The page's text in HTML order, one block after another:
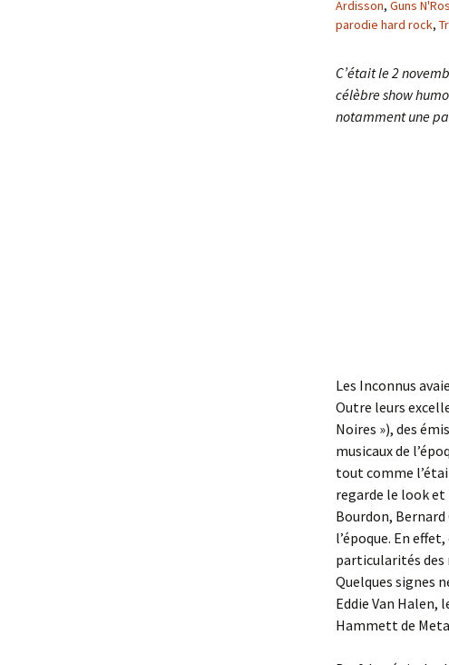
Ardisson, Guns
parodie hard rock,
C’était le 2
célèbre show
notamment une
Les Inconnus
Outre leurs
Noires »), des
musicaux de
tout comme
regarde le look et
Bourdon, Bernard
l’époque. En
particularités des
Quelques signes
Eddie Van Halen,
Hammett de